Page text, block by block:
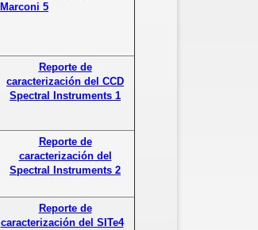
Marconi 5
Reporte de
caracterización del CCD
Spectral Instruments 1
Reporte de
caracterización del
Spectral Instruments 2
Reporte de
caracterización del SITe4